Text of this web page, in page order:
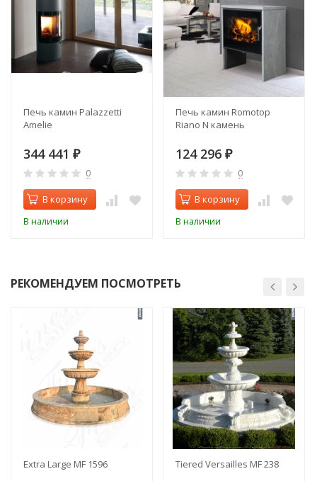
Печь камин Palazzetti
Amelie
344 441 ₽
0
В корзину
В наличии
Печь камин Romotop
Riano N камень
124 296 ₽
0
В корзину
В наличии
РЕКОМЕНДУЕМ ПОСМОТРЕТЬ
Extra Large MF 1596 Tiered Versailles MF 238